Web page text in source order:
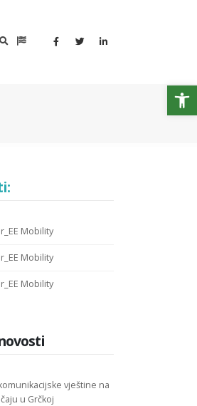
Mobility
Mobility
Mobility
vještine na
u Grčkoj